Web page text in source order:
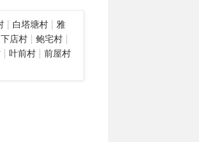
| 白塔塘村 |雅
下店村 |鲍宅村 |
|叶前村 |前屋村